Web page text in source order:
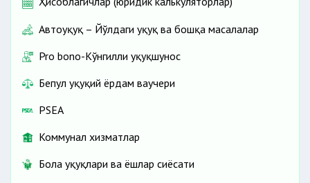
Автоҳуқуқ – Йўлдаги ҳуқуқ ва бошқа масалалар
Pro bono-Кўнгилли ҳуқуқшунос
Бепул ҳуқуқий ёрдам ваучери
PSEA
Коммунал хизматлар
Бола ҳуқуқлари ва ёшлар сиёсати